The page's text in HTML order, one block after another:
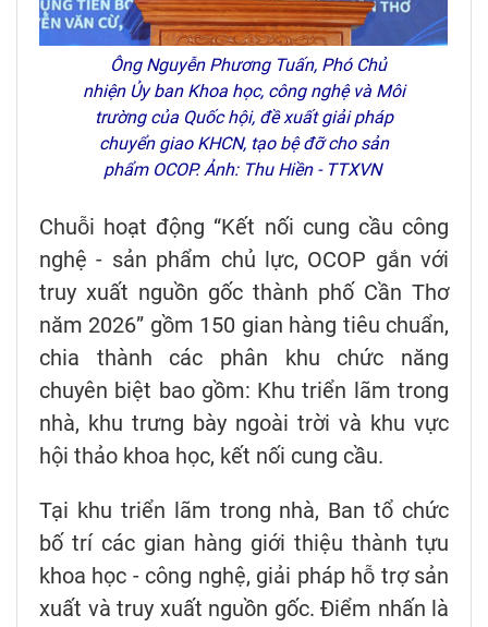
Ông Nguyễn Phương Tuấn, Phó Chủ
nhiện Ủy ban Khoa học, công nghệ và Môi
trường của Quốc hội, đề xuất giải pháp
chuyển giao KHCN, tạo bệ đỡ cho sản
phẩm OCOP. Ảnh: Thu Hiền - TTXVN
Chuỗi hoạt động “Kết nối cung cầu công
nghệ - sản phẩm chủ lực, OCOP gắn với
truy xuất nguồn gốc thành phố Cần Thơ
năm 2026” gồm 150 gian hàng tiêu chuẩn,
chia thành các phân khu chức năng
chuyên biệt bao gồm: Khu triển lãm trong
nhà, khu trưng bày ngoài trời và khu vực
hội thảo khoa học, kết nối cung cầu.
Tại khu triển lãm trong nhà, Ban tổ chức
bố trí các gian hàng giới thiệu thành tựu
khoa học - công nghệ, giải pháp hỗ trợ sản
xuất và truy xuất nguồn gốc. Điểm nhấn là